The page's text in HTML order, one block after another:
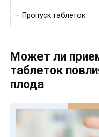
— Пропуск таблеток
Может ли
таблеток
плода